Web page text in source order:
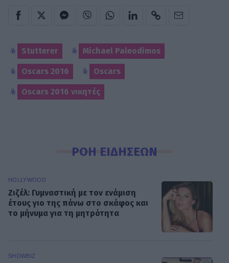
Stutterer Michael Paleodimos
Oscars 2016 Oscars
Oscars 2016 νικητές
ΡΟΗ ΕΙΔΗΣΕΩΝ
HOLLYWOOD
Ζιζέλ: Γυμναστική με τον ενάμιση
έτους γιο της πάνω στο σκάφος και
το μήνυμα για τη μητρότητα
SHOWBIZ